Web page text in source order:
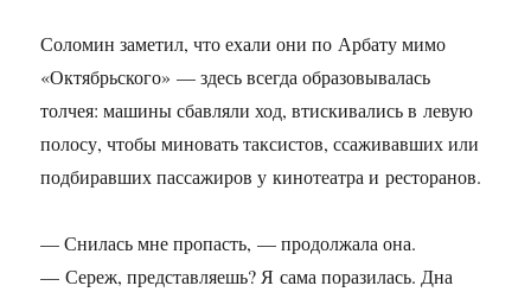
Соломин заметил, что ехали они по Арбату мимо
«Октябрьского» — здесь всегда образовывалась
толчея: машины сбавляли ход, втискивались в левую
полосу, чтобы миновать таксистов, ссаживавших или
подбиравших пассажиров у кинотеатра и ресторанов.
— Снилась мне пропасть, — продолжала она.
— Сереж, представляешь? Я сама поразилась. Дна